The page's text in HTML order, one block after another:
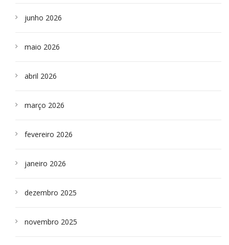
junho 2026
maio 2026
abril 2026
março 2026
fevereiro 2026
janeiro 2026
dezembro 2025
novembro 2025